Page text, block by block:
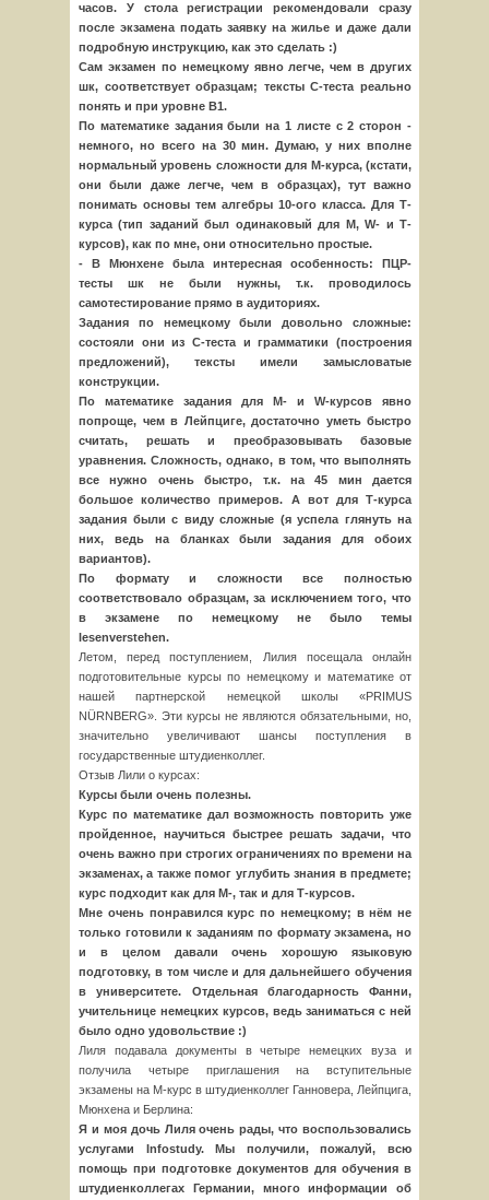
часов. У стола регистрации рекомендовали сразу
после экзамена подать заявку на жилье и даже дали
подробную инструкцию, как это сделать :)
Сам экзамен по немецкому явно легче, чем в других
шк, соответствует образцам; тексты С-теста реально
понять и при уровне B1.
По математике задания были на 1 листе с 2 сторон -
немного, но всего на 30 мин. Думаю, у них вполне
нормальный уровень сложности для М-курса, (кстати,
они были даже легче, чем в образцах), тут важно
понимать основы тем алгебры 10-ого класса. Для Т-
курса (тип заданий был одинаковый для М, W- и Т-
курсов), как по мне, они относительно простые.
- В Мюнхене была интересная особенность: ПЦР-
тесты шк не были нужны, т.к. проводилось
самотестирование прямо в аудиториях.
Задания по немецкому были довольно сложные:
состояли они из С-теста и грамматики (построения
предложений), тексты имели замысловатые
конструкции.
По математике задания для M- и W-курсов явно
попроще, чем в Лейпциге, достаточно уметь быстро
считать, решать и преобразовывать базовые
уравнения. Сложность, однако, в том, что выполнять
все нужно очень быстро, т.к. на 45 мин дается
большое количество примеров. А вот для Т-курса
задания были с виду сложные (я успела глянуть на
них, ведь на бланках были задания для обоих
вариантов).
По формату и сложности все полностью
соответствовало образцам, за исключением того, что
в экзамене по немецкому не было темы
lesenverstehen.
Летом, перед поступлением, Лилия посещала онлайн
подготовительные курсы по немецкому и математике от
нашей партнерской немецкой школы «PRIMUS
NÜRNBERG». Эти курсы не являются обязательными, но,
значительно увеличивают шансы поступления в
государственные штудиенколлег.
Отзыв Лили о курсах:
Курсы были очень полезны.
Курс по математике дал возможность повторить уже
пройденное, научиться быстрее решать задачи, что
очень важно при строгих ограничениях по времени на
экзаменах, а также помог углубить знания в предмете;
курс подходит как для М-, так и для Т-курсов.
Мне очень понравился курс по немецкому; в нём не
только готовили к заданиям по формату экзамена, но
и в целом давали очень хорошую языковую
подготовку, в том числе и для дальнейшего обучения
в университете. Отдельная благодарность Фанни,
учительнице немецких курсов, ведь заниматься с ней
было одно удовольствие :)
Лиля подавала документы в четыре немецких вуза и
получила четыре приглашения на вступительные
экзамены на М-курс в штудиенколлег Ганновера, Лейпцига,
Мюнхена и Берлина:
Я и моя дочь Лиля очень рады, что воспользовались
услугами Infostudy. Мы получили, пожалуй, всю
помощь при подготовке документов для обучения в
штудиенколлегах Германии, много информации об